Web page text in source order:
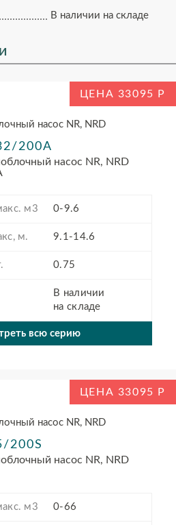
В наличии на складе
ЦЕНА 33095
насос NR, NRD
200A
м3 0-9.6
м. 9.1-14.6
0.75
В наличии
на складе
всю серию
ЦЕНА 33095
насос NR, NRD
200S
м3 0-66